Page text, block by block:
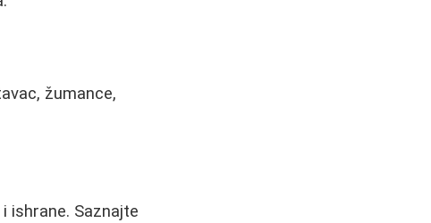
žumance,
ishrane. Saznajte